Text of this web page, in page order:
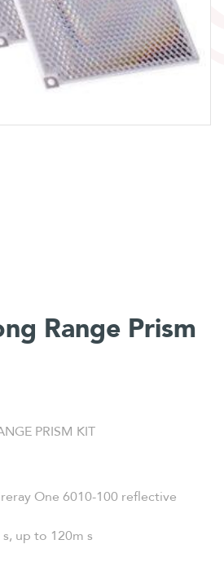
Range Prism
PRISM KIT
One 6010-100 reflective
up to 120m s